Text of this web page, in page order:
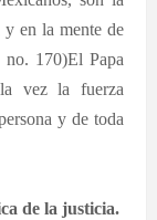
en la mente de
170)El Papa
vez la fuerza
y de toda
de la justicia.